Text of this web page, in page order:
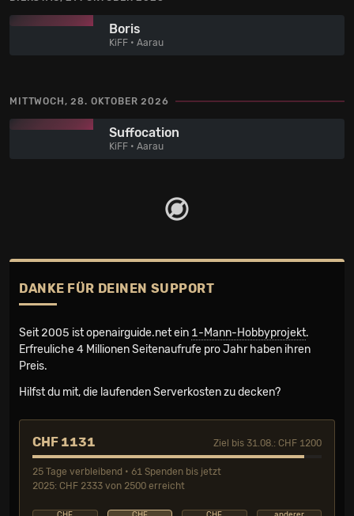
Boris
KiFF • Aarau
MITTWOCH, 28. OKTOBER 2026
Suffocation
KiFF • Aarau
DANKE FÜR DEINEN SUPPORT
Seit 2005 ist openairguide.net ein 1-Mann-Hobbyprojekt.
Erfreuliche 4 Millionen Seiten­aufrufe pro Jahr haben ihren
Preis.
Hilfst du mit, die laufenden Serverkosten zu decken?
CHF 1131 Ziel bis 31.08.: CHF 1200
25 Tage verbleibend • 61 Spenden bis jetzt
2025: CHF 2333 von 2500 erreicht